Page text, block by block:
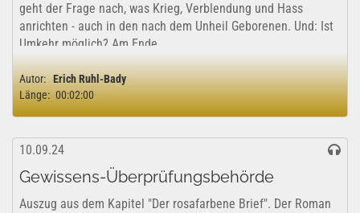
geht der Frage nach, was Krieg, Verblendung und Hass
anrichten - auch in den nach dem Unheil Geborenen. Und: Ist
Umkehr möglich? Am Ende...
Autor: Erich Ruhl-Bady
Länge: 00:02:00
10.09.24
Gewissens-Überprüfungsbehörde
Auszug aus dem Kapitel "Der rosafarbene Brief". Der Roman